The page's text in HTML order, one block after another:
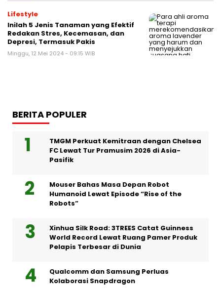
Lifestyle
Inilah 5 Jenis Tanaman yang Efektif
Redakan Stres, Kecemasan, dan
Depresi, Termasuk Pakis
Minggu, 12 Mei 2024 - 09:15 WIB
BERITA POPULER
TMGM Perkuat Kemitraan dengan Chelsea
FC Lewat Tur Pramusim 2026 di Asia-
Pasifik
Mouser Bahas Masa Depan Robot
Humanoid Lewat Episode “Rise of the
Robots”
Xinhua Silk Road: 3TREES Catat Guinness
World Record Lewat Ruang Pamer Produk
Pelapis Terbesar di Dunia
Qualcomm dan Samsung Perluas
Kolaborasi Snapdragon